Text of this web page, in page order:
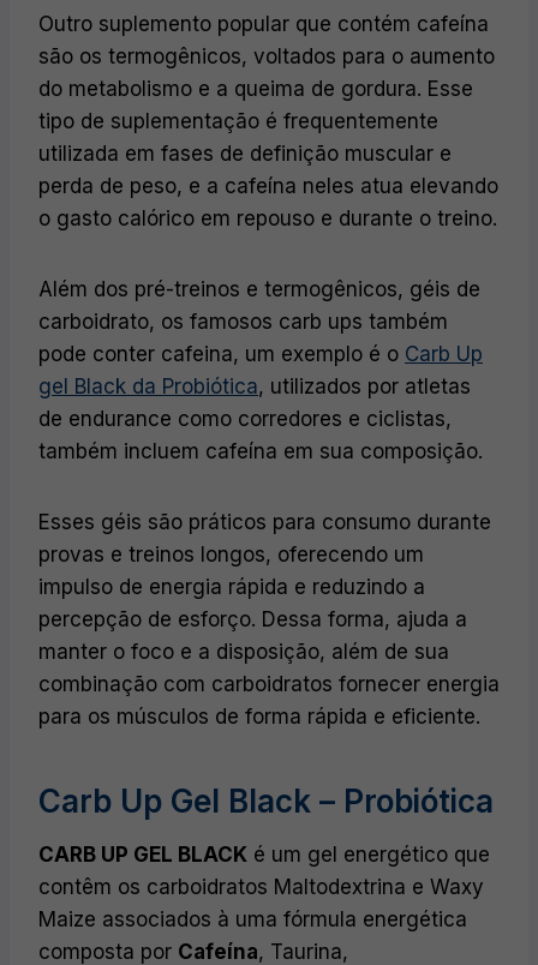
Outro suplemento popular que contém cafeína
são os termogênicos, voltados para o aumento
do metabolismo e a queima de gordura. Esse
tipo de suplementação é frequentemente
utilizada em fases de definição muscular e
perda de peso, e a cafeína neles atua elevando
o gasto calórico em repouso e durante o treino.
Além dos pré-treinos e termogênicos, géis de
carboidrato, os famosos carb ups também
pode conter cafeina, um exemplo é o Carb Up
gel Black da Probiótica, utilizados por atletas
de endurance como corredores e ciclistas,
também incluem cafeína em sua composição.
Esses géis são práticos para consumo durante
provas e treinos longos, oferecendo um
impulso de energia rápida e reduzindo a
percepção de esforço. Dessa forma, ajuda a
manter o foco e a disposição, além de sua
combinação com carboidratos fornecer energia
para os músculos de forma rápida e eficiente.
Carb Up Gel Black – Probiótica
CARB UP GEL BLACK é um gel energético que
contêm os carboidratos Maltodextrina e Waxy
Maize associados à uma fórmula energética
composta por Cafeína, Taurina,